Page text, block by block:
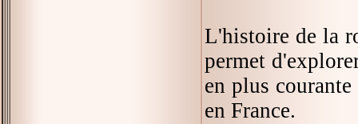
L'histoire de la
permet
en plus
en France.